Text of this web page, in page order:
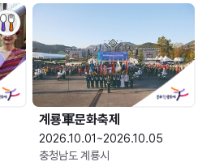
2026.10.01~2026.10.05
충청남도 계룡시